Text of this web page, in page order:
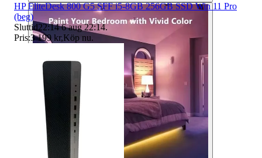
HP EliteDesk 800 G5 SFF i5-8GB 256GB SSD Win 11 Pro
(beg)
Sluttid22:14 6 aug 22:14.
Pris:3 199 kr,Köp nu.